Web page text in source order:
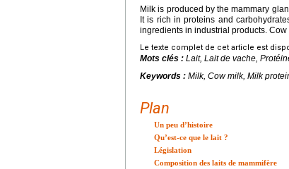
Milk is produced by the mammary
It is rich in proteins and
ingredients in industrial products.
Le texte complet de cet article est
Mots clés : Lait, Lait de vache,
Keywords : Milk, Cow milk, Milk
Plan
Un peu d’histoire
Qu’est-ce que le lait ?
Législation
Composition des laits de mammifère